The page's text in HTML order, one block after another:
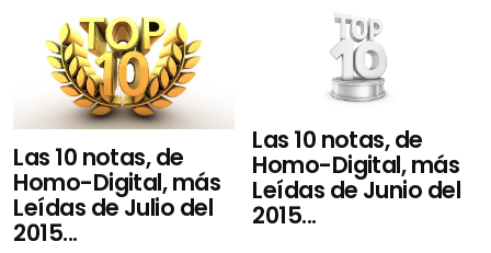
Las 10 notas, de
Homo-Digital, más
Leídas de Julio del
2015...
Las 10 notas, de
Homo-Digital, más
Leídas de Junio del
2015...